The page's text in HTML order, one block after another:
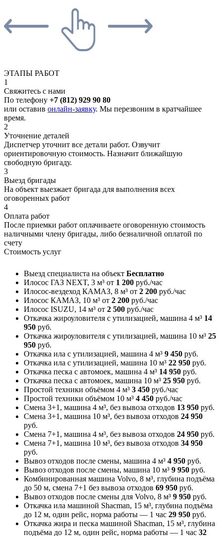
ЭТАПЫ РАБОТ
1
Свяжитесь с нами
По телефону +7 (812) 929 90 80
или оставив онлайн-заявку. Мы перезвоним в кратчайшее
время.
2
Уточнение деталей
Диспетчер уточнит все детали работ. Озвучит
ориентировочную стоимость. Назначит ближайшую
свободную бригаду.
3
Выезд бригады
На объект выезжает бригада для выполнения всех
оговоренных работ
4
Оплата работ
После приемки работ оплачиваете оговоренную стоимость
наличными члену бригады, либо безналичной оплатой по
счету
Стоимость услуг
Выезд специалиста на объект Бесплатно
Илосос ГАЗ NEXT, 3 м³ от 1 200 руб./час
Илосос-вездеход КАМАЗ, 8 м³ от 2 200 руб./час
Илосос КАМАЗ, 10 м³ от 2 200 руб./час
Илосос ISUZU, 14 м³ от 2 500 руб./час
Откачка жироуловителя с утилизацией, машина 4 м³ 14
950 руб.
Откачка жироуловителя с утилизацией, машина 10 м³ 25
950 руб.
Откачка ила с утилизацией, машина 4 м³ 9 450 руб.
Откачка ила с утилизацией, машина 10 м³ 22 950 руб.
Откачка песка с автомоек, машина 4 м³ 14 950 руб.
Откачка песка с автомоек, машина 10 м³ 25 950 руб.
Простой техники объёмом 4 м³ 3 450 руб./час
Простой техники объёмом 10 м³ 4 450 руб./час
Смена 3+1, машина 4 м³, без вывоза отходов 13 950 руб.
Смена 3+1, машина 10 м³, без вывоза отходов 24 950
руб.
Смена 7+1, машина 4 м³, без вывоза отходов 24 950 руб.
Смена 7+1, машина 10 м³, без вывоза отходов 34 950
руб.
Вывоз отходов после смены, машина 4 м³ 4 950 руб.
Вывоз отходов после смены, машина 10 м³ 9 950 руб.
Комбинированная машина Volvo, 8 м³, глубина подъёма
до 50 м, смена 7+1 без вывоза отходов 69 950 руб.
Вывоз отходов после смены для Volvo, 8 м³ 9 950 руб.
Откачка ила машиной Shacman, 15 м³, глубина подъёма
до 12 м, один рейс, норма работы — 1 час 29 950 руб.
Откачка жира и песка машиной Shacman, 15 м³, глубина
подъёма до 12 м, один рейс, норма работы — 1 час 32